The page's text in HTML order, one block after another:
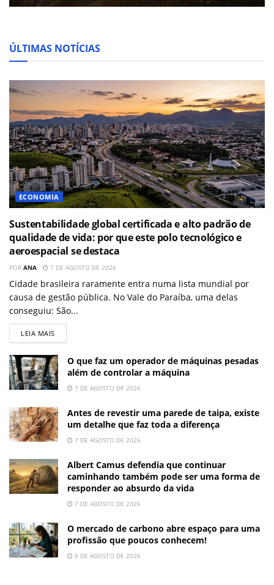
ÚLTIMAS NOTÍCIAS
ECONOMIA
Sustentabilidade global certificada e alto padrão de
qualidade de vida: por que este polo tecnológico e
aeroespacial se destaca
POR ANA 7 DE AGOSTO DE 2026
Cidade brasileira raramente entra numa lista mundial por
causa de gestão pública. No Vale do Paraíba, uma delas
conseguiu: São...
LEIA MAIS
O que faz um operador de máquinas pesadas
além de controlar a máquina
7 DE AGOSTO DE 2026
Antes de revestir uma parede de taipa, existe
um detalhe que faz toda a diferença
7 DE AGOSTO DE 2026
Albert Camus defendia que continuar
caminhando também pode ser uma forma de
responder ao absurdo da vida
7 DE AGOSTO DE 2026
O mercado de carbono abre espaço para uma
profissão que poucos conhecem!
6 DE AGOSTO DE 2026